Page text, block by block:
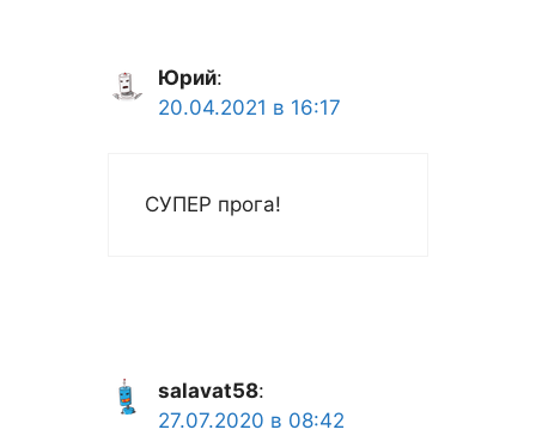
Юрий:
20.04.2021 в 16:17
СУПЕР прога!
salavat58:
27.07.2020 в 08:42